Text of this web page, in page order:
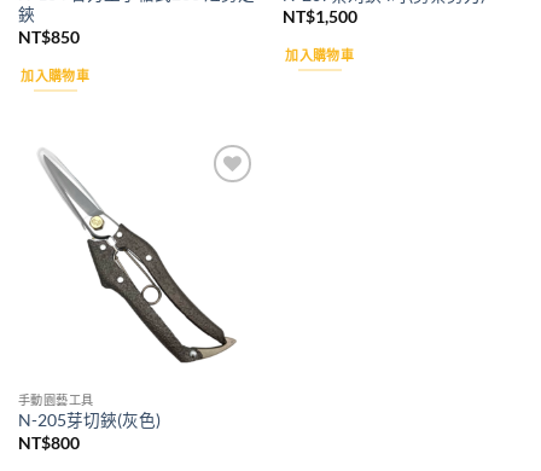
鋏
NT$850
加入購物車
NT$1,500
加入購物車
手動園藝工具
N-205芽切鋏(灰色)
NT$800